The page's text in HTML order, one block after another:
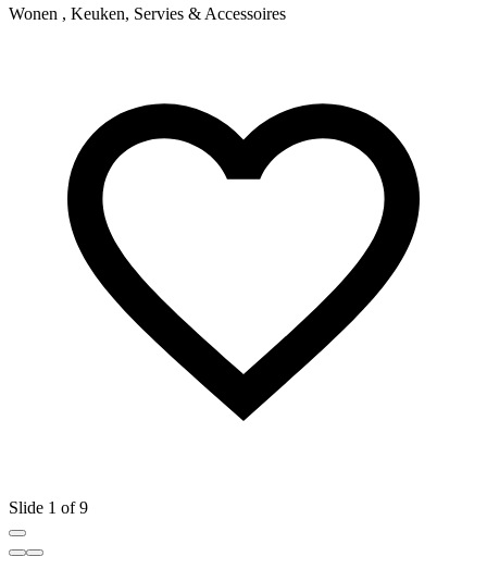
Wonen , Keuken, Servies & Accessoires
Slide 1 of 9